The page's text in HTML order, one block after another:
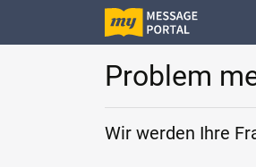
Problem
Wir werden Ihre